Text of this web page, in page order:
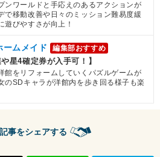
ンワールドと手応えのあるアクションが
で移動改善や日々のミッション難易度緩
遊びやすさが向上！
ームメイド 編集部おすすめ
や星4確定券が入手可！】
館をリフォームしていくパズルゲームが
のSDキャラが洋館内を歩き回る様子も楽
事をシェアする